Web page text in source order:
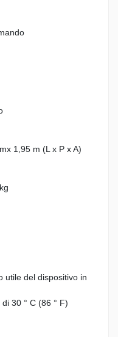
1,95 m (L x P x A)
utile del dispositivo in
30 ° C (86 ° F)